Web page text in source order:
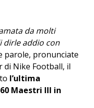
da molti
dirle addio con
parole, pronunciate
di Nike Football, il
l’ultima
Maestri III in